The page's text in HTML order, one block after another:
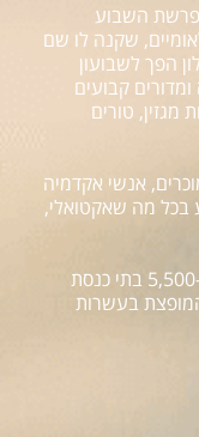
עלון פרשת השבוע
שקנה לו שם
הפך לשבועון
קבועים
טורים
אנשי אקדמיה
בכל מה שאקטואלי,
השבועון מופץ בעשרות אלפי עותקים בכ-5,500 בתי כנסת
בעשרות